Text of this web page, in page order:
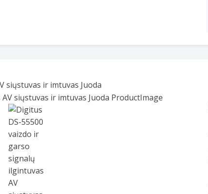
siųstuvas ir imtuvas Juoda